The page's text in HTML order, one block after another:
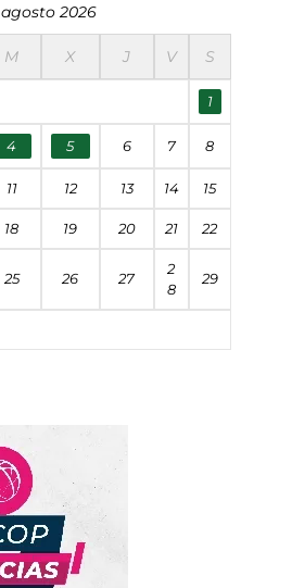
agosto 2026
M X J V S
1
4 5 6 7 8
11 12 13 14 15
18 19 20 21 22
25 26 27
2
8
29